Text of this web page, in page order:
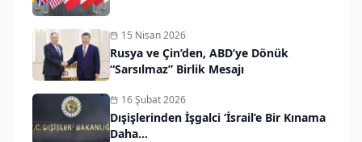
15 Nisan 2026
Rusya ve Çin’den, ABD’ye Dönük
“Sarsılmaz” Birlik Mesajı
16 Şubat 2026
Dışişlerinden İşgalci ‘İsrail’e Bir Kınama
Daha…